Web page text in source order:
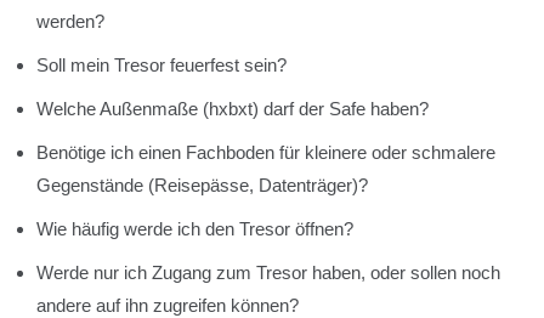
werden?
Soll mein Tresor feuerfest sein?
Welche Außenmaße (hxbxt) darf der Safe haben?
Benötige ich einen Fachboden für kleinere oder schmalere
Gegenstände (Reisepässe, Datenträger)?
Wie häufig werde ich den Tresor öffnen?
Werde nur ich Zugang zum Tresor haben, oder sollen noch
andere auf ihn zugreifen können?